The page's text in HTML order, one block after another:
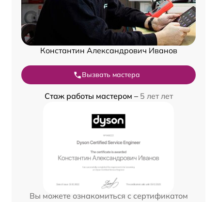
Константин Александрович Иванов
Вызвать мастера
Стаж работы мастером – 5 лет лет
Вы можете ознакомиться с сертификатом